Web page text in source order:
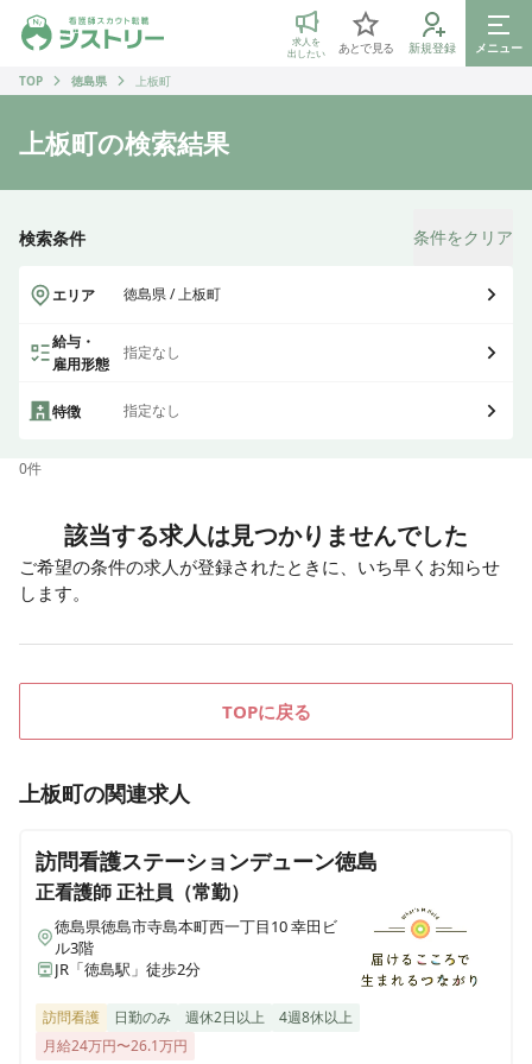
ジストリー 看護師の転職マッチング
求人を
出したい
あとで見る 新規登録
メニュー
TOP
徳島県 上板町
上板町の検索結果
検索条件 条件をクリア
エリア 徳島県 / 上板町
給与・
雇用形態
指定なし
特徴 指定なし
0件
該当する求人は見つかりませんでした
ご希望の条件の求人が登録されたときに、いち早くお知らせ
します。
TOPに戻る
上板町の関連求人
訪問看護ステーションデューン徳島
正看護師正社員（常勤）
徳島県徳島市寺島本町西一丁目10 幸田ビ
ル3階
JR「徳島駅」徒歩2分
訪問看護 日勤のみ 週休2日以上
4週8休以上
月給24万円〜26.1万円